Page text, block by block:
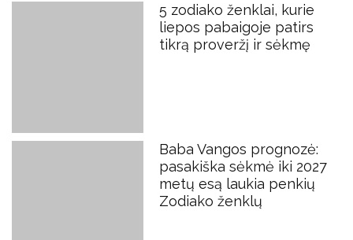
5 zodiako ženklai, kurie
liepos pabaigoje patirs
tikrą proveržį ir sėkmę
Baba Vangos prognozė:
pasakiška sėkmė iki 2027
metų esą laukia penkių
Zodiako ženklų